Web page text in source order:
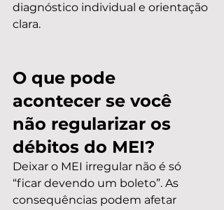
diagnóstico individual e orientação
clara.
O que pode
acontecer se você
não regularizar os
débitos do MEI?
Deixar o MEI irregular não é só
“ficar devendo um boleto”. As
consequências podem afetar